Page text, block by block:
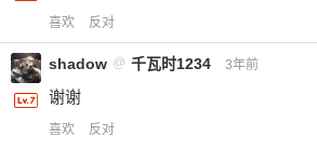
喜欢 反对
shadow @ 千瓦时1234 3年前
谢谢
喜欢 反对